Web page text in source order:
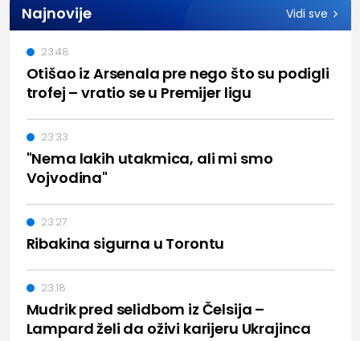
Najnovije Vidi sve
Otišao iz Arsenala pre nego što su podigli
trofej – vratio se u Premijer ligu
23:48
"Nema lakih utakmica, ali mi smo
Vojvodina"
23:33
Ribakina sigurna u Torontu
23:27
Mudrik pred selidbom iz Čelsija –
Lampard želi da oživi karijeru Ukrajinca
23:18